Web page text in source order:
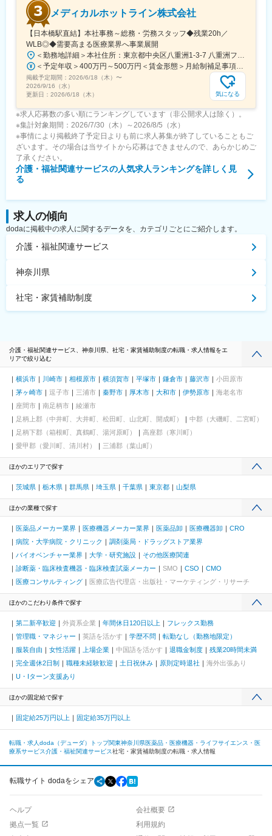
メディカルホットライン株式会社
【日本橋駅直結】本社事務～総務・労務スタッフ◆残業20h／
WLB◎◆需要高まる医療業界へ事業展開
掲載予定期間： 2026/6/18（木） 〜
2026/9/16（水）
更新日： 2026/6/18（木） 気になる
※求人応募数の多い順にランキングしています（非公開求人は除く）。
※集計対象期間：2026/7/30（木）～2026/8/5（水）
※事情により掲載終了予定日よりも前に求人募集が終了していることもご
ざいます。その場合は当サイトから応募はできませんので、あらかじめご
了承ください。
介護・福祉関連サービスの人気求人ランキングを詳しく見
る
求人の傾向
dodaに掲載中の求人に関するデータを、カテゴリごとにご紹介します。
介護・福祉関連サービス
神奈川県
社宅・家賃補助制度
介護・福祉関連サービス、神奈川県、社宅・家賃補助制度の転職・求人情報をエ
リアで絞り込む
横浜市 川崎市 相模原市 横須賀市 平塚市 鎌倉市 藤沢市
小田原市
茅ヶ崎市
逗子市 三浦市 秦野市 厚木市 大和市 伊勢原市
海老名市
座間市
南足柄市
綾瀬市
足柄上郡（中井町、大井町、松田町、山北町、開成町）
中郡（大磯町、二宮町）
足柄下郡（箱根町、真鶴町、湯河原町）
高座郡（寒川町）
愛甲郡（愛川町、清川村）
三浦郡（葉山町）
ほかのエリアで探す
茨城県 栃木県 群馬県 埼玉県 千葉県 東京都 山梨県
ほかの業種で探す
医薬品メーカー業界 医療機器メーカー業界 医薬品卸 医療機器卸
CRO
病院・大学病院・クリニック
調剤薬局・ドラッグストア業界
バイオベンチャー業界
大学・研究施設
その他医療関連
診断薬・臨床検査機器・臨床検査試薬メーカー
SMO CSO
CMO
医療コンサルティング
医療広告代理店・出版社・マーケティング・リサーチ
ほかのこだわり条件で探す
第二新卒歓迎 外資系企業 年間休日120日以上
フレックス勤務
管理職・マネジャー
英語を活かす 学歴不問
転勤なし（勤務地限定）
服装自由
女性活躍 上場企業 中国語を活かす 退職金制度
残業20時間未満
完全週休2日制
職種未経験歓迎 土日祝休み 原則定時退社
海外出張あり
U・Iターン支援あり
ほかの固定給で探す
固定給25万円以上 固定給35万円以上
転職・求人doda（デューダ）トップ関東神奈川県医薬品・医療機器・ライフサイエンス・医
療系サービス介護・福祉関連サービス社宅・家賃補助制度の転職・求人情報
転職サイト dodaをシェア
ヘルプ
会社概要
拠点一覧
利用規約